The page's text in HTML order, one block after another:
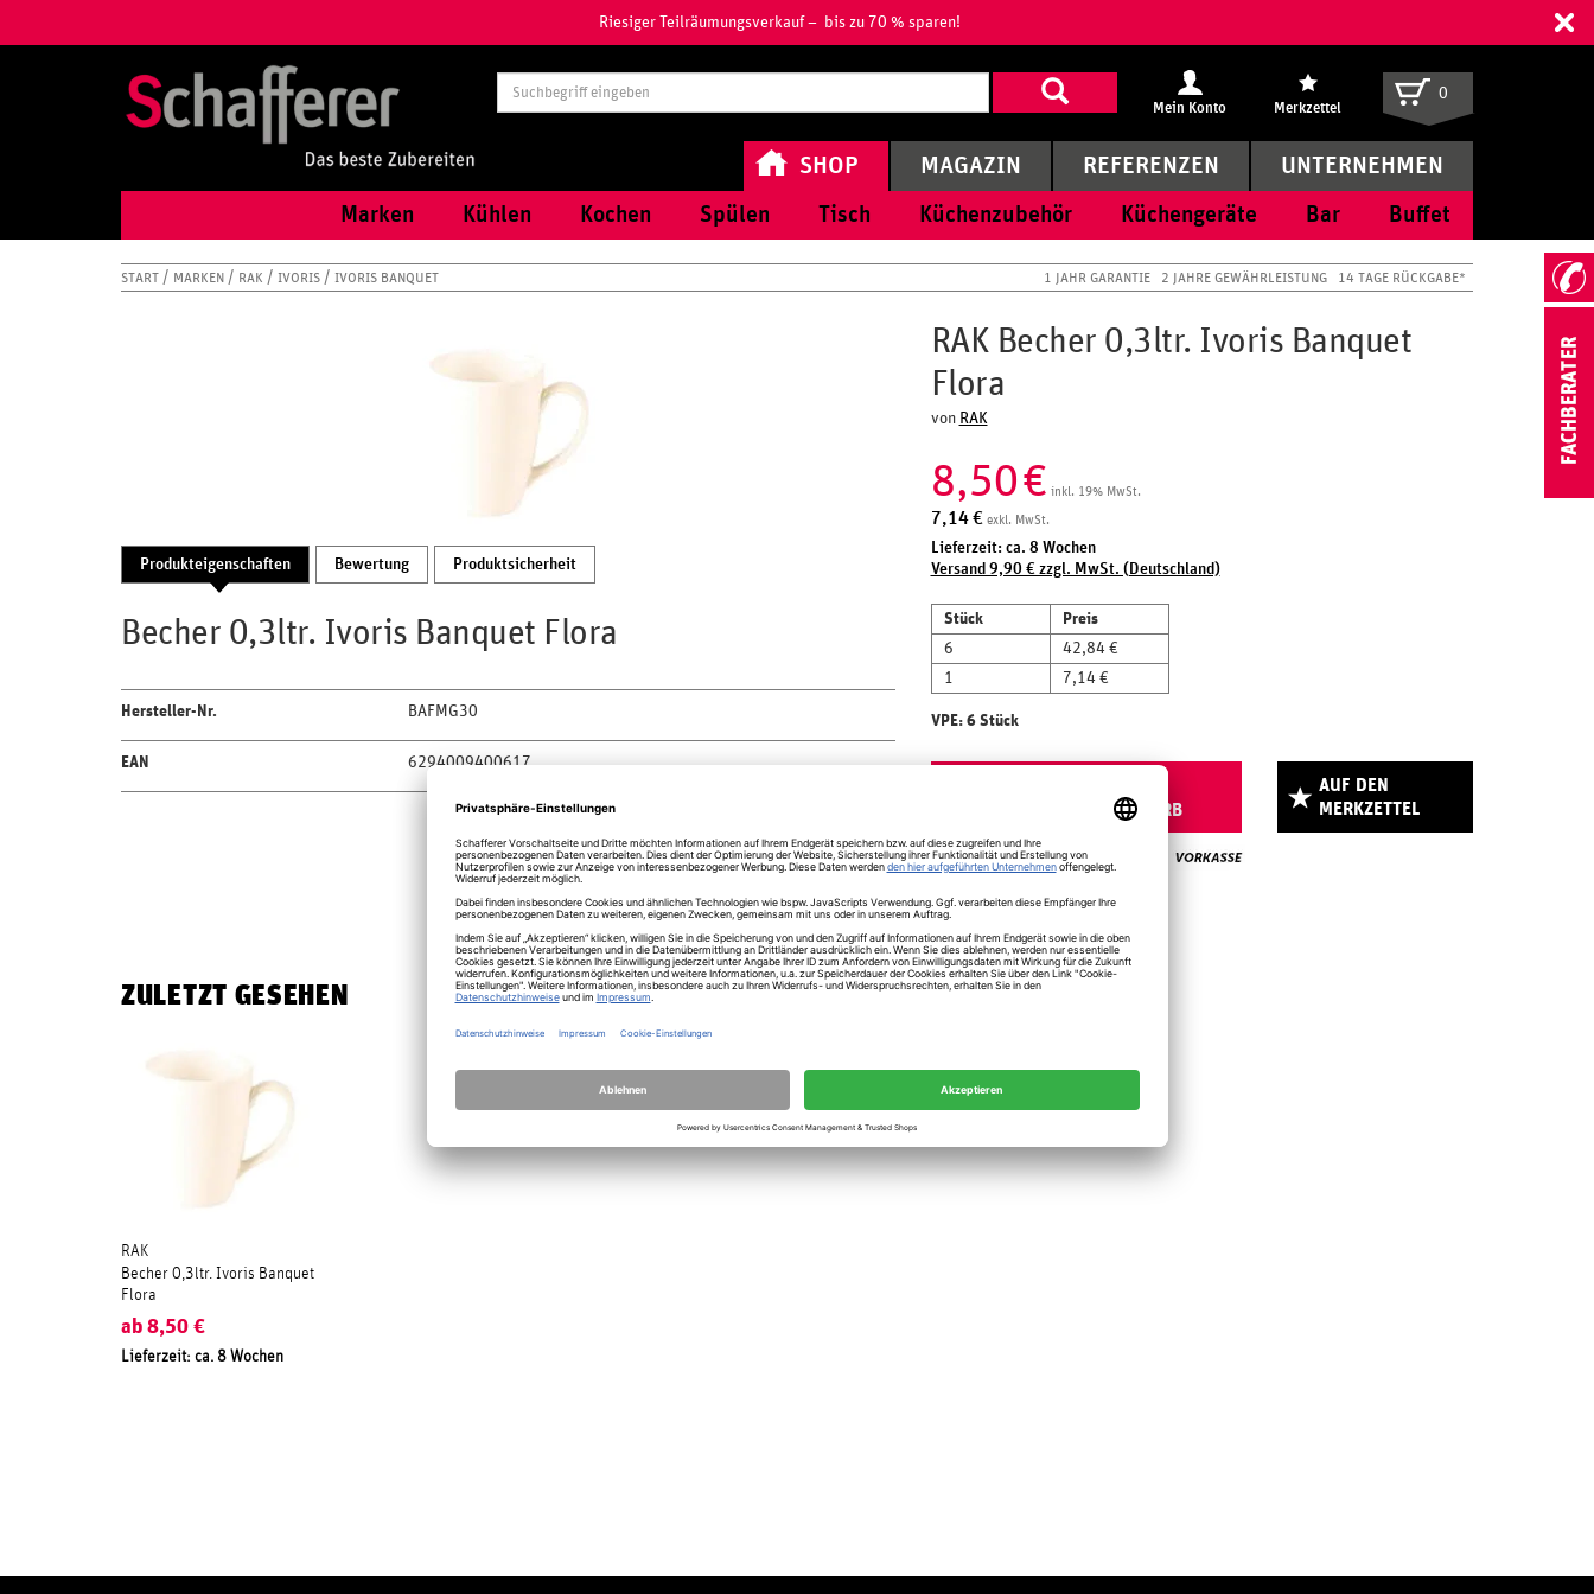
Riesiger Teilräumungsverkauf – bis zu 70 % sparen!
Suchbegriff
eingeben
Mein Konto Merkzettel
0
SHOP
Marken Kühlen Kochen Spülen Tisch Küchenzubehör Küchengeräte Bar Buffet
MAGAZIN REFERENZEN UNTERNEHMEN
START MARKEN RAK IVORIS IVORIS BANQUET 1 JAHR GARANTIE 2 JAHRE GEWÄHRLEISTUNG 14 TAGE RÜCKGABE*
Produkteigenschaften Bewertung Produktsicherheit
Becher 0,3ltr. Ivoris Banquet Flora
Hersteller-Nr. BAFMG30
EAN 6294009400617
RAK Becher 0,3ltr. Ivoris Banquet
Flora
von RAK
8,50€ inkl. 19% MwSt.
7,14 € exkl. MwSt.
Lieferzeit: ca. 8 Wochen
Versand 9,90 € zzgl. MwSt. (Deutschland)
Stück
Preis
6
42,84 €
1
7,14 €
VPE: 6 Stück
WARENKORB
AUF DEN
MERKZETTEL
ZULETZT GESEHEN
RAK
Becher 0,3ltr. Ivoris Banquet
Flora
ab 8,50 €
Lieferzeit: ca. 8 Wochen